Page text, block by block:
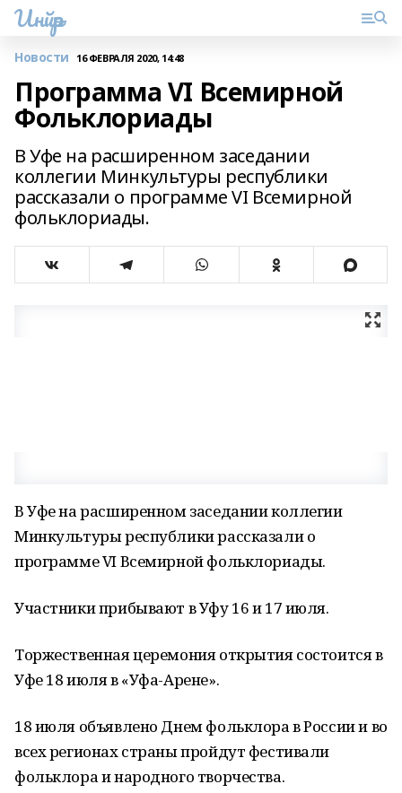
Инйәр
Новости 16 ФЕВРАЛЯ 2020, 14:48
Программа VI Всемирной
Фольклориады
В Уфе на расширенном заседании
коллегии Минкультуры республики
рассказали о программе VI Всемирной
фольклориады.
В Уфе на расширенном заседании коллегии
Минкультуры республики рассказали о
программе VI Всемирной фольклориады.
Участники прибывают в Уфу 16 и 17 июля.
Торжественная церемония открытия состоится в
Уфе 18 июля в «Уфа-Арене».
18 июля объявлено Днем фольклора в России и во
всех регионах страны пройдут фестивали
фольклора и народного творчества.